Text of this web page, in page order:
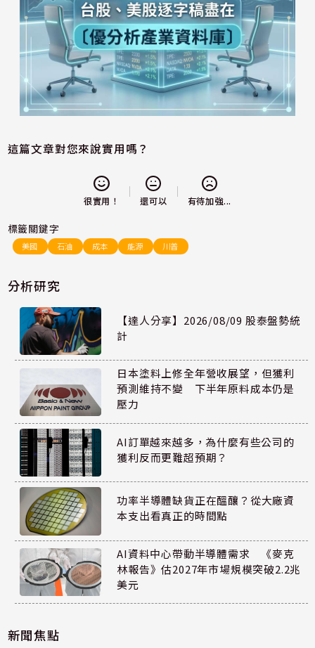
這篇文章對您來說實用嗎？
很實用！ 還可以 有待加強...
標籤關鍵字
美國 石油 成本 能源 川普
分析研究
【達人分享】2026/08/09 股泰盤勢統
計
日本塗料上修全年營收展望，但獲利
預測維持不變 下半年原料成本仍是
壓力
AI訂單越來越多，為什麼有些公司的
獲利反而更難超預期？
功率半導體缺貨正在醞釀？從大廠資
本支出看真正的時間點
AI資料中心帶動半導體需求 《麥克
林報告》估2027年市場規模突破2.2兆
美元
新聞焦點